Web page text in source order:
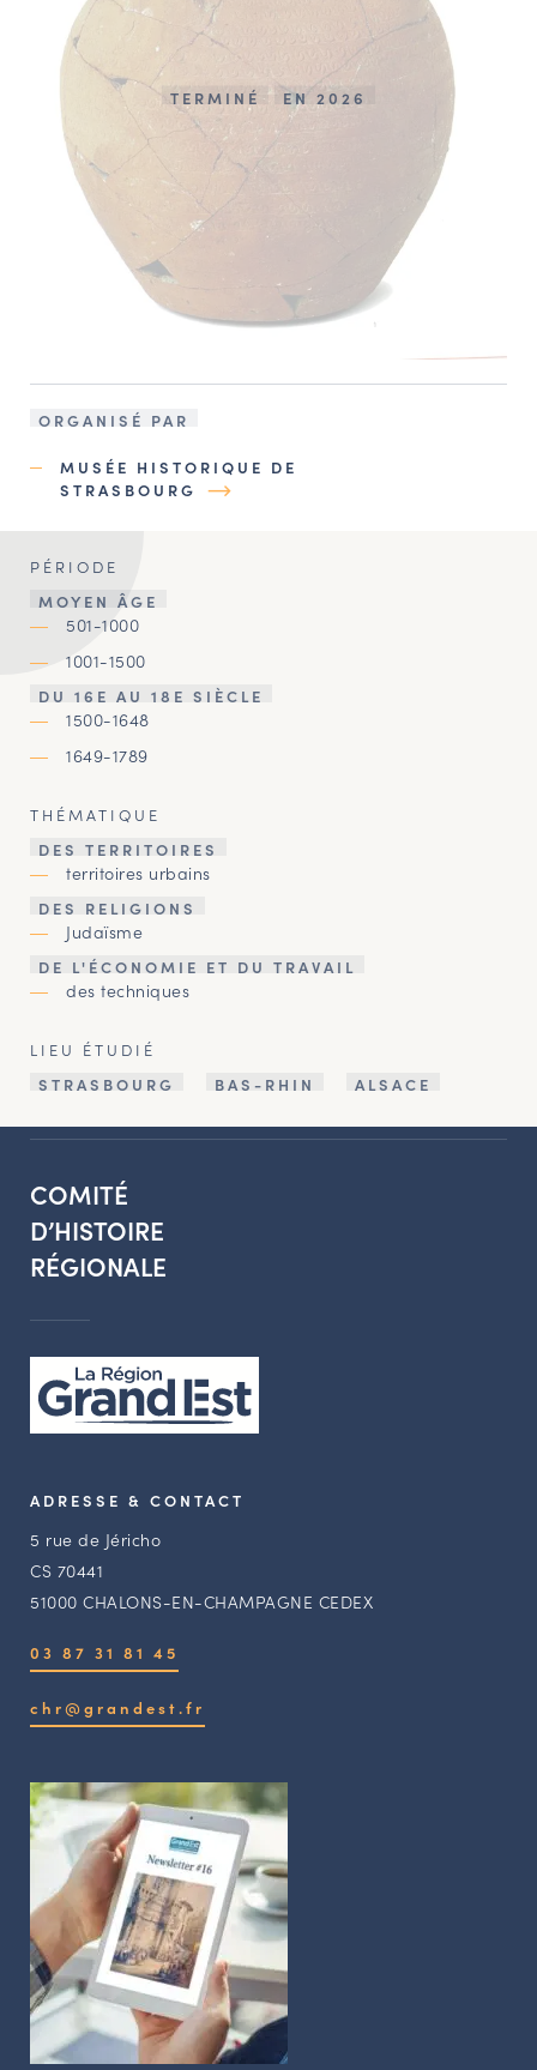
TERMINÉ EN 2026
ORGANISÉ PAR
MUSÉE HISTORIQUE DE
STRASBOURG
PÉRIODE
MOYEN ÂGE
501-1000
1001-1500
DU 16E AU 18E SIÈCLE
1500-1648
1649-1789
THÉMATIQUE
DES TERRITOIRES
territoires urbains
DES RELIGIONS
Judaïsme
DE L'ÉCONOMIE ET DU TRAVAIL
des techniques
LIEU ÉTUDIÉ
STRASBOURG
BAS-RHIN ALSACE
COMITÉ
D’HISTOIRE
RÉGIONALE
ADRESSE & CONTACT
5 rue de Jéricho
CS 70441
51000 CHALONS-EN-CHAMPAGNE CEDEX
03 87 31 81 45
chr@grandest.fr